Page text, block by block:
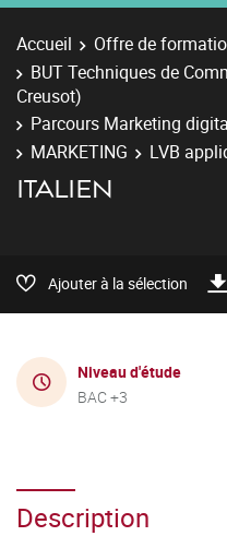
Accueil Offre de
BUT Techniques de
Creusot)
Parcours Marketing
MARKETING
LVB
ITALIEN
Ajouter à la sélection
Niveau d'étude
BAC +3
Description